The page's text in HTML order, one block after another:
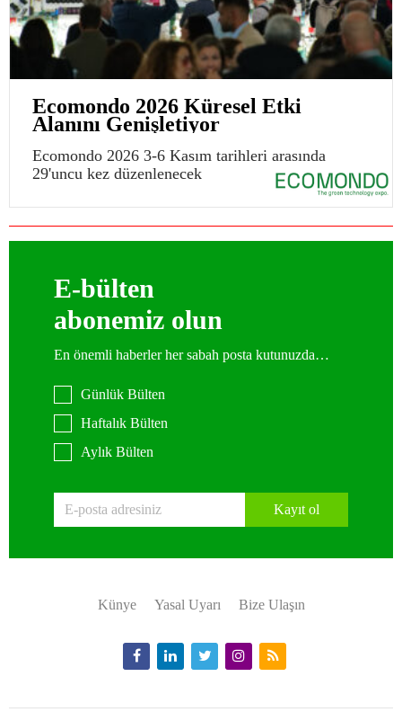
Ecomondo 2026 Küresel Etki
Alanını Genişletiyor
Ecomondo 2026 3-6 Kasım tarihleri arasında
29'uncu kez düzenlenecek
E-bülten
abonemiz olun
En önemli haberler her sabah posta kutunuzda…
Günlük Bülten
Haftalık Bülten
Aylık Bülten
Kayıt ol
Künye Yasal Uyarı Bize Ulaşın